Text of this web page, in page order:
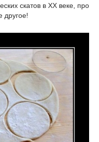
скатов в XX веке, про
другое!